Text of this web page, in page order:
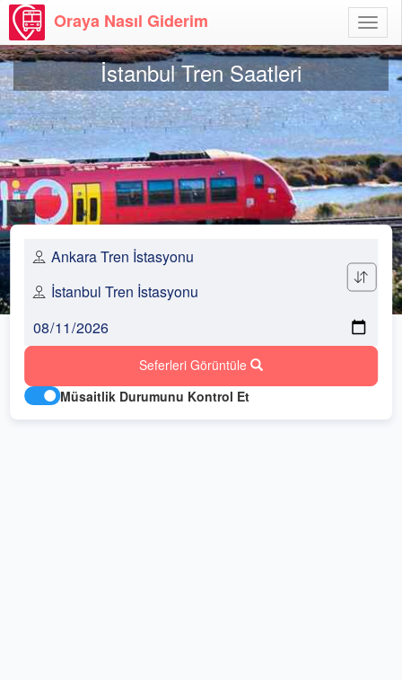
Aç
Oraya Nasıl Giderim
İstanbul Tren Saatleri
Seferleri Görüntüle
Müsaitlik Durumunu Kontrol Et